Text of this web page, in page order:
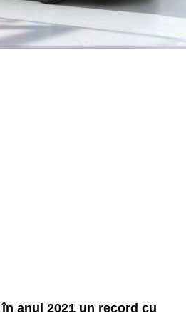
anul 2021 un record cu